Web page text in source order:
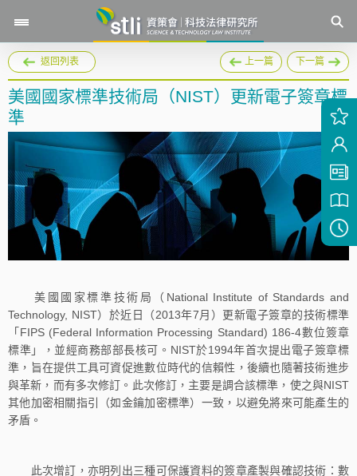
返回列表 上一篇 下一篇
美國國家標準技術局（NIST）更新電子簽章標
準
美國國家標準技術局（National Institute of Standards and
Technology, NIST）於近日（2013年7月）更新電子簽章的技術標準
「FIPS (Federal Information Processing Standard) 186-4數位簽章
標準」，並經商務部部長核可。NIST於1994年首次提出電子簽章標
準，旨在提供工具可資促進數位時代的信賴性，後續也隨著技術進步
與革新，而有多次修訂。此次修訂，主要是調合該標準，使之與NIST
其他加密相關指引（如金鑰加密標準）一致，以避免將來可能產生的
矛盾。
此次增訂，亦明列出三種可保護資料的簽章產製與確認技術：數